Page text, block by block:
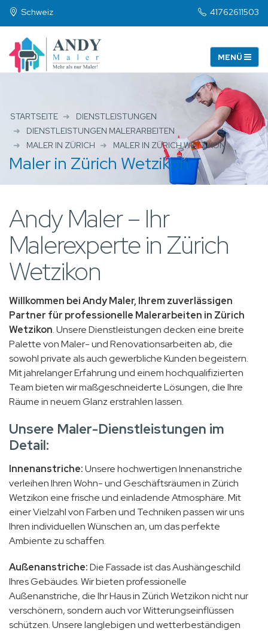
Schweiz 41762611503
STARTSEITE
DIENSTLEISTUNGEN
DIENSTLEISTUNGEN MALERARBEITEN
MALER IN ZÜRICH
MALER IN ZÜRICH WETZIKON
Maler in Zürich Wetzikon
Andy Maler – Ihr
Malerexperte in Zürich
Wetzikon
Willkommen bei Andy Maler, Ihrem zuverlässigen
Partner für professionelle Malerarbeiten in Zürich
Wetzikon. Unsere Dienstleistungen decken eine breite
Palette von Maler- und Renovationsarbeiten ab, die
sowohl private als auch gewerbliche Kunden begeistern.
Mit jahrelanger Erfahrung und einem hochqualifizierten
Team bieten wir maßgeschneiderte Lösungen, die Ihre
Räume in neuem Glanz erstrahlen lassen.
Unsere Maler-Dienstleistungen im
Detail:
Innenanstriche:Unsere hochwertigen Innenanstriche
verleihen Ihren Wohn- und Geschäftsräumen in Zürich
Wetzikon eine frische und einladende Atmosphäre. Mit
einer Vielzahl von Farben und Techniken passen wir uns
Ihren individuellen Wünschen an, um das perfekte
Ambiente zu schaffen.
Außenanstriche:Die Fassade ist das Aushängeschild
Ihres Gebäudes. Wir bieten professionelle
Außenanstriche, die Ihr Haus in Zürich Wetzikon nicht nur
verschönern, sondern auch vor Witterungseinflüssen
schützen. Unsere langlebigen und wetterbeständigen